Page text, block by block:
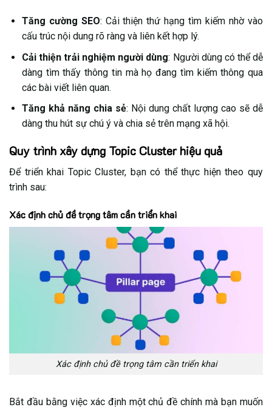
Tăng cường SEO: Cải thiện thứ hạng tìm kiếm nhờ vào
cấu trúc nội dung rõ ràng và liên kết hợp lý.
Cải thiện trải nghiệm người dùng: Người dùng có thể dễ
dàng tìm thấy thông tin mà họ đang tìm kiếm thông qua
các bài viết liên quan.
Tăng khả năng chia sẻ: Nội dung chất lượng cao sẽ dễ
dàng thu hút sự chú ý và chia sẻ trên mạng xã hội.
Quy trình xây dựng Topic Cluster hiệu quả
Để triển khai Topic Cluster, bạn có thể thực hiện theo quy
trình sau:
Xác định chủ đề trọng tâm cần triển khai
Xác định chủ đề trọng tâm cần triển khai
Bắt đầu bằng việc xác định một chủ đề chính mà bạn muốn